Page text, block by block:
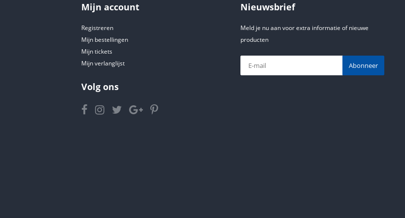
Mijn account
Registreren
Mijn bestellingen
Mijn tickets
Mijn verlanglijst
Volg ons
Nieuwsbrief
Meld je nu aan voor extra informatie of nieuwe
producten
Abonneer